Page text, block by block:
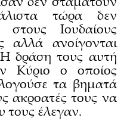
τώρα δεν
στους Ιουδαίους
αλλά ανοίγονται
δράση τους αυτή
Κύριο ο οποίος
τα βηματά
ακροατές τους να
τους έλεγαν.